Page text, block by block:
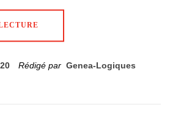
Rédigé par Genea-Logiques